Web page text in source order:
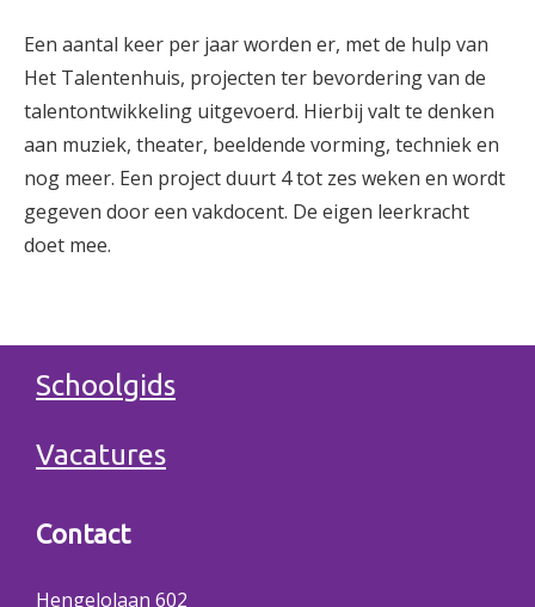
Een aantal keer per jaar worden er, met de hulp van
Het Talentenhuis, projecten ter bevordering van de
talentontwikkeling uitgevoerd. Hierbij valt te denken
aan muziek, theater, beeldende vorming, techniek en
nog meer. Een project duurt 4 tot zes weken en wordt
gegeven door een vakdocent. De eigen leerkracht
doet mee.
Schoolgids
Vacatures
Contact
Hengelolaan 602